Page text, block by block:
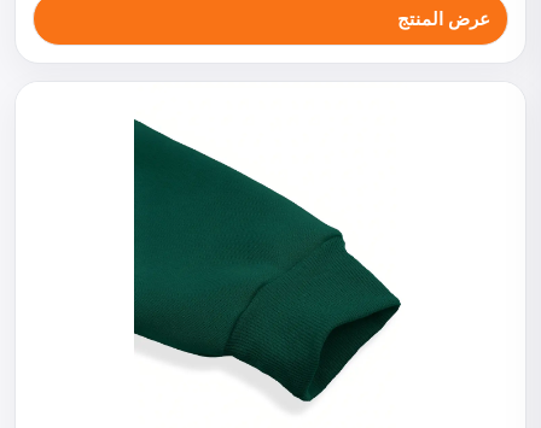
عرض المنتج